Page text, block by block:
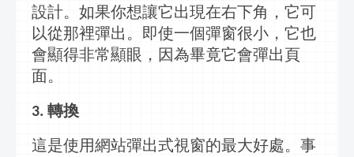
設計。如果你想讓它出現在右下角，它可
以從那裡彈出。即使一個彈窗很小，它也
會顯得非常顯眼，因為畢竟它會彈出頁
面。
3. 轉換
這是使用網站彈出式視窗的最大好處。事